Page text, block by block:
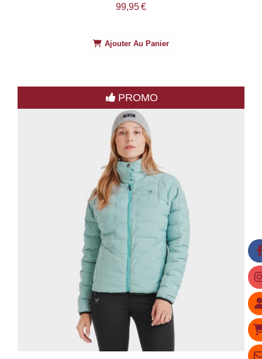
99,95€
Ajouter Au Panier
PROMO